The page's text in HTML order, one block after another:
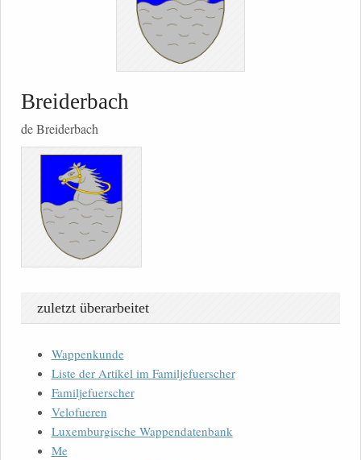
Breiderbach
de Breiderbach
zuletzt überarbeitet
Wappenkunde
Liste der Artikel im Familjefuerscher
Familjefuerscher
Velofueren
Luxemburgische Wappendatenbank
Me